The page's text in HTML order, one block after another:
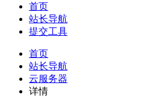
首页
站长导航
提交工具
首页
站长导航
云服务器
详情